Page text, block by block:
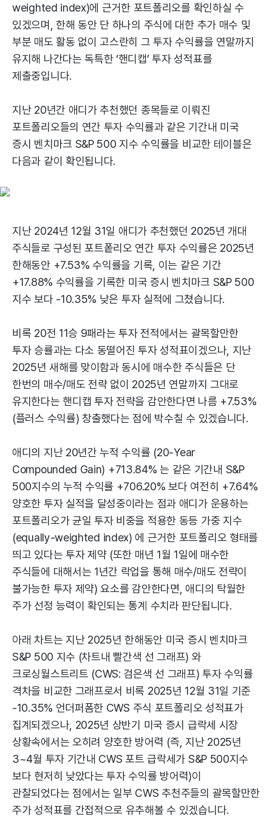
weighted index)에 근거한 포트폴리오를 확인하실 수
있겠으며, 한해 동안 단 하나의 주식에 대한 추가 매수 및
부분 매도 활동 없이 고스란히 그 투자 수익률을 연말까지
유지해 나간다는 독특한 ‘핸디캡’ 투자 성적표를
제출중입니다.
지난 20년간 애디가 추천했던 종목들로 이뤄진
포트폴리오들의 연간 투자 수익률과 같은 기간내 미국
증시 벤치마크 S&P 500 지수 수익률을 비교한 테이블은
다음과 같이 확인됩니다.
지난 2024년 12월 31일 애디가 추천했던 2025년 개대
주식들로 구성된 포트퐅리오 연간 투자 수익률은 2025년
한해동안 +7.53% 수익률을 기록, 이는 같은 기간
+17.88% 수익률을 기록한 미국 증시 벤치마크 S&P 500
지수 보다 -10.35% 낮은 투자 실적에 그쳤습니다.
비록 20전 11승 9패라는 투자 전적에서는 괄목할만한
투자 승률과는 다소 동떨어진 투자 성적표이겠으나, 지난
2025년 새해를 맞이함과 동시에 매수한 주식들은 단
한번의 매수/매도 전략 없이 2025년 연말까지 그대로
유지한다는 핸디캡 투자 전략을 감안한다면 나름 +7.53%
(플러스 수익률) 창출했다는 점에 박수칠 수 있겠습니다.
애디의 지난 20년간 누적 수익률 (20-Year
Compounded Gain) +713.84% 는 같은 기간내 S&P
500지수의 누적 수익률 +706.20% 보다 여전히 +7.64%
양호한 투자 실적을 달성중이라는 점과 애디가 운용하는
포트폴리오가 균일 투자 비중을 적용한 동등 가중 지수
(equally-weighted index) 에 근거한 포트폴리오 형태를
띄고 있다는 투자 제약 (또한 매년 1월 1일에 매수한
주식들에 대해서는 1년간 락업을 통해 매수/매도 전략이
불가능한 투자 제약) 요소를 감안한다면, 애디의 탁월한
주가 선정 능력이 확인되는 통계 수치라 판단됩니다.
아래 차트는 지난 2025년 한해동안 미국 증시 벤치마크
S&P 500 지수 (차트내 빨간색 선 그래프) 와
크로싱월스트리트 (CWS: 검은색 선 그래프) 투자 수익률
격차을 비교한 그래프로서 비록 2025년 12월 31일 기준
-10.35% 언더퍼폼한 CWS 주식 포트폴리오 성적표가
집계되겠으나, 2025년 상반기 미국 증시 급락세 시장
상황속에서는 오히려 양호한 방어력 (즉, 지난 2025년
3~4월 투자 기간내 CWS 포트 급락세가 S&P 500지수
보다 현저히 낮았다는 투자 수익률 방어력)이
관찰되었다는 점에서는 일부 CWS 추천주들의 괄목할만한
주가 성적표를 간접적으로 유추해볼 수 있겠습니다.